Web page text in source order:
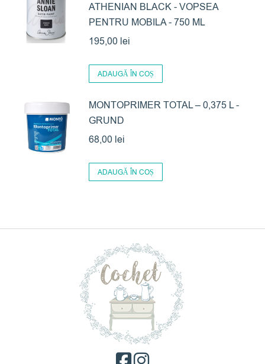
ATHENIAN BLACK - VOPSEA
PENTRU MOBILA - 750 ML
195,00 lei
ADAUGĂ ÎN COȘ
MONTOPRIMER TOTAL – 0,375 L -
GRUND
68,00 lei
ADAUGĂ ÎN COȘ